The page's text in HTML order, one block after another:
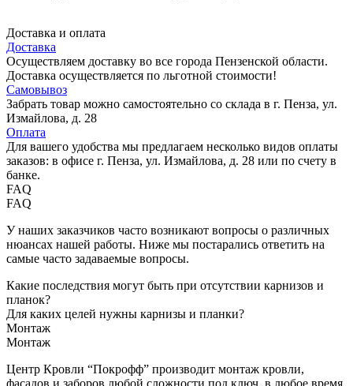
Доставка и оплата
Доставка
Осуществляем доставку во все города Пензенской области.
Доставка осуществляется по льготной стоимости!
Самовывоз
Забрать товар можно самостоятельно со склада в г. Пенза, ул.
Измайлова, д. 28
Оплата
Для вашего удобства мы предлагаем несколько видов оплаты
заказов: в офисе г. Пенза, ул. Измайлова, д. 28 или по счету в
банке.
FAQ
FAQ
У наших заказчиков часто возникают вопросы о различных
нюансах нашей работы. Ниже мы постарались ответить на
самые часто задаваемые вопросы.
Какие последствия могут быть при отсутствии карнизов и
планок?
Для каких целей нужны карнизы и планки?
Монтаж
Монтаж
Центр Кровли “Покрофф” производит монтаж кровли,